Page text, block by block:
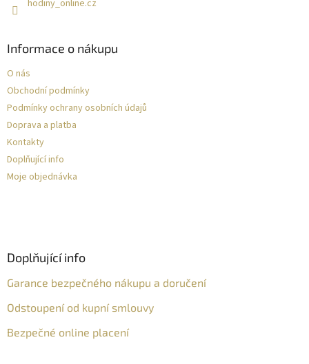
hodiny_online.cz
Informace o nákupu
O nás
Obchodní podmínky
Podmínky ochrany osobních údajů
Doprava a platba
Kontakty
Doplňující info
Moje objednávka
Doplňující info
Garance bezpečného nákupu a doručení
Odstoupení od kupní smlouvy
Bezpečné online placení